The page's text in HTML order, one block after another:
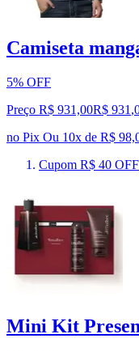
Camiseta
5% OFF
Preço R$ 931,00R$ 931 ,
no Pix Ou 10x de R$
Cupom R$ 40 OFF
Mini Kit